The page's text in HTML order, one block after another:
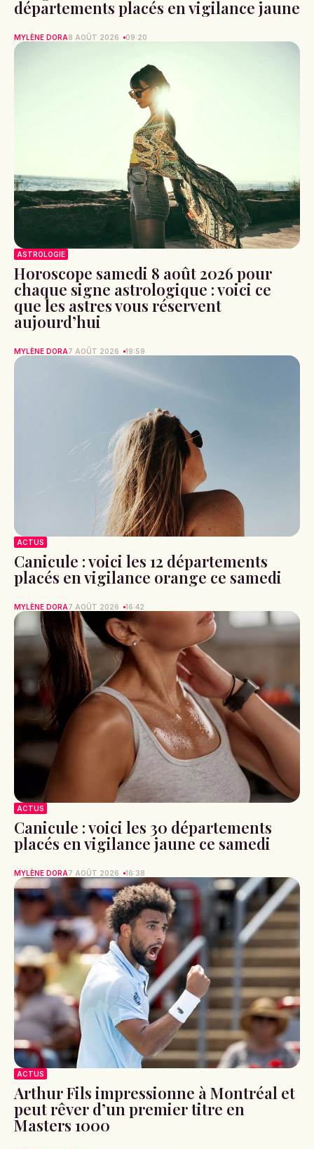
départements placés en vigilance jaune
MYLÈNE DORA8 AOÛT 2026 09:20
ASTROLOGIE
Horoscope samedi 8 août 2026 pour
chaque signe astrologique : voici ce
que les astres vous réservent
aujourd’hui
MYLÈNE DORA7 AOÛT 2026 19:59
ACTUS
Canicule : voici les 12 départements
placés en vigilance orange ce samedi
MYLÈNE DORA7 AOÛT 2026 16:42
ACTUS
Canicule : voici les 30 départements
placés en vigilance jaune ce samedi
MYLÈNE DORA7 AOÛT 2026 16:38
ACTUS
Arthur Fils impressionne à Montréal et
peut rêver d’un premier titre en
Masters 1000